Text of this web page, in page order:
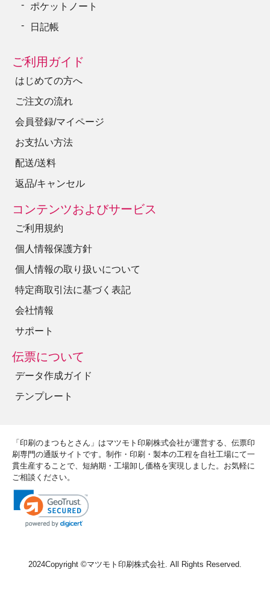
ポケットノート
日記帳
ご利用ガイド
はじめての方へ
ご注文の流れ
会員登録/マイページ
お支払い方法
配送/送料
返品/キャンセル
コンテンツおよびサービス
ご利用規約
個人情報保護方針
個人情報の取り扱いについて
特定商取引法に基づく表記
会社情報
サポート
伝票について
データ作成ガイド
テンプレート
「印刷のまつもとさん」はマツモト印刷株式会社が運営する、伝票印
刷専門の通販サイトです。制作・印刷・製本の工程を自社工場にて一
貫生産することで、短納期・工場卸し価格を実現しました。お気軽に
ご相談ください。
2024Copyright ©マツモト印刷株式会社. All Rights Reserved.